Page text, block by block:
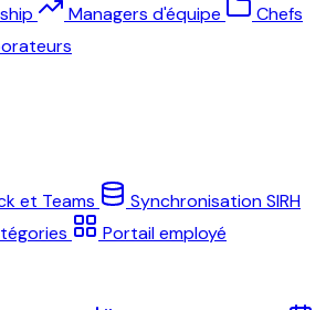
Managers d'équipe
Chefs
et Teams
Synchronisation SIRH
Portail employé